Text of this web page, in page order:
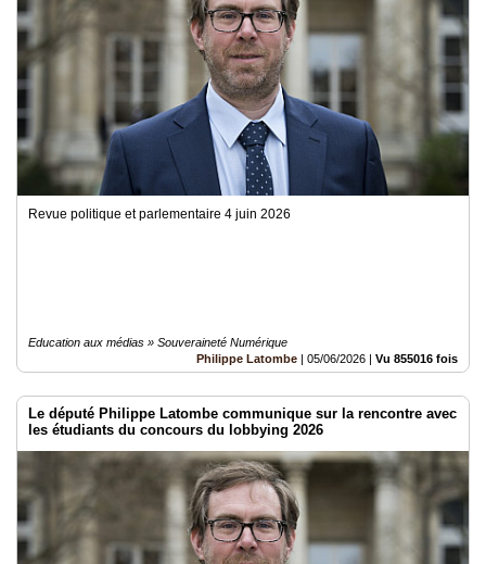
Revue politique et parlementaire 4 juin 2026
Education aux médias » Souveraineté Numérique
Philippe Latombe | 05/06/2026 | Vu 855016 fois
Le député Philippe Latombe communique sur la rencontre avec
les étudiants du concours du lobbying 2026